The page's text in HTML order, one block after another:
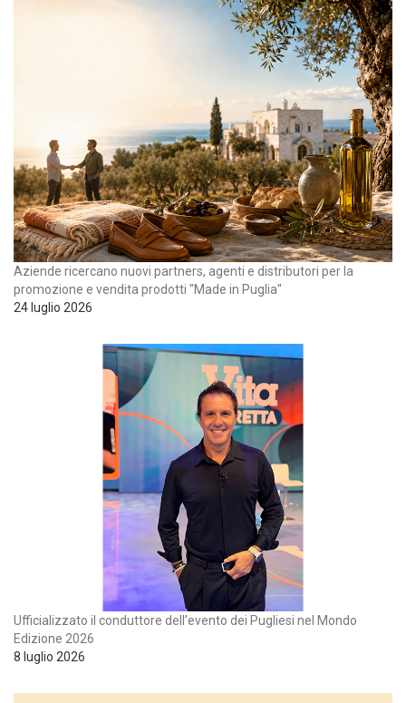
Aziende ricercano nuovi partners, agenti e distributori per la
promozione e vendita prodotti "Made in Puglia"
24 luglio 2026
Ufficializzato il conduttore dell’evento dei Pugliesi nel Mondo
Edizione 2026
8 luglio 2026